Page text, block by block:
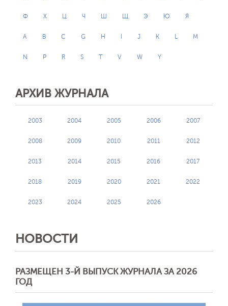
Ф Х Ц Ч Ш Щ Э Ю Я
A B C G H I J K L M
N P R S T V W Y
АРХИВ ЖУРНАЛА
2003 2004 2005 2006 2007
2008 2009 2010 2011 2012
2013 2014 2015 2016 2017
2018 2019 2020 2021 2022
2023 2024 2025 2026
НОВОСТИ
РАЗМЕЩЕН 3-Й ВЫПУСК ЖУРНАЛА ЗА 2026
ГОД